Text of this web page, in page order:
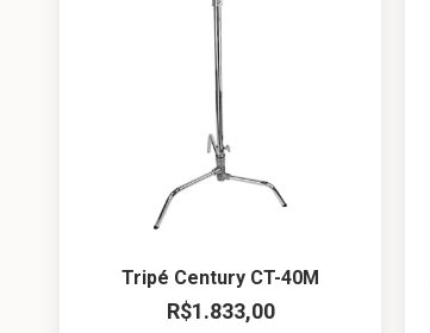
Tripé Century CT-40M
R$1.833,00